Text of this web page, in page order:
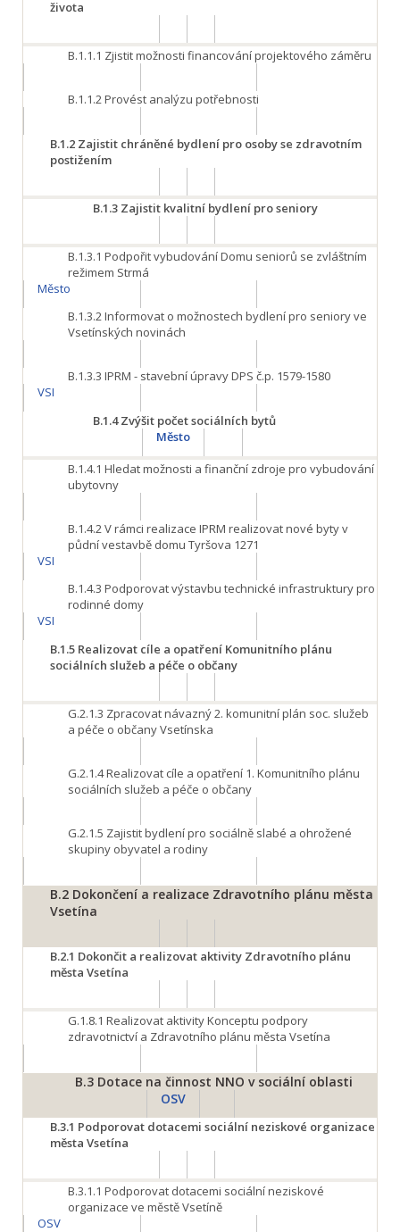
života
B.1.1.1 Zjistit možnosti financování projektového záměru
B.1.1.2Provést analýzu potřebnosti
B.1.2 Zajistit chráněné bydlení pro osoby se zdravotním
postižením
B.1.3 Zajistit kvalitní bydlení pro seniory
B.1.3.1 Podpořit vybudování Domu seniorů se zvláštním
režimem Strmá
Město
B.1.3.2Informovat o možnostech bydlení pro seniory ve
Vsetínských novinách
B.1.3.3 IPRM - stavební úpravy DPS č.p. 1579-1580
VSI
B.1.4Zvýšit počet sociálních bytů
Město
B.1.4.1 Hledat možnosti a finanční zdroje pro vybudování
ubytovny
B.1.4.2V rámci realizace IPRM realizovat nové byty v
půdní vestavbě domu Tyršova 1271
VSI
B.1.4.3 Podporovat výstavbu technické infrastruktury pro
rodinné domy
VSI
B.1.5 Realizovat cíle a opatření Komunitního plánu
sociálních služeb a péče o občany
G.2.1.3 Zpracovat návazný 2. komunitní plán soc. služeb
a péče o občany Vsetínska
G.2.1.4Realizovat cíle a opatření 1. Komunitního plánu
sociálních služeb a péče o občany
G.2.1.5 Zajistit bydlení pro sociálně slabé a ohrožené
skupiny obyvatel a rodiny
B.2 Dokončení a realizace Zdravotního plánu města
Vsetína
B.2.1 Dokončit a realizovat aktivity Zdravotního plánu
města Vsetína
G.1.8.1 Realizovat aktivity Konceptu podpory
zdravotnictví a Zdravotního plánu města Vsetína
B.3Dotace na činnost NNO v sociální oblasti
OSV
B.3.1 Podporovat dotacemi sociální neziskové organizace
města Vsetína
B.3.1.1 Podporovat dotacemi sociální neziskové
organizace ve městě Vsetíně
OSV